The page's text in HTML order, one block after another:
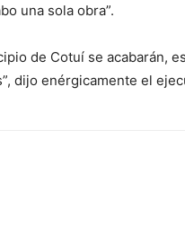
una sola obra”.
de Cotuí se acabarán,
dijo enérgicamente el